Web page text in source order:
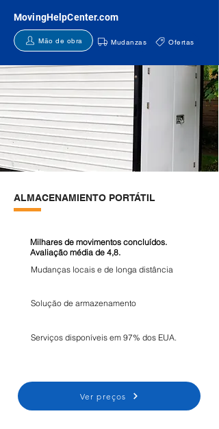
MovingHelpCenter.com
Mão de obra Mudanzas Ofertas
ALMACENAMIENTO PORTÁTIL
Milhares de movimentos concluídos.
Avaliação média de 4,8.
Mudanças locais e de longa distância
Solução de armazenamento
Serviços disponíveis em 97% dos EUA.
Ver preços